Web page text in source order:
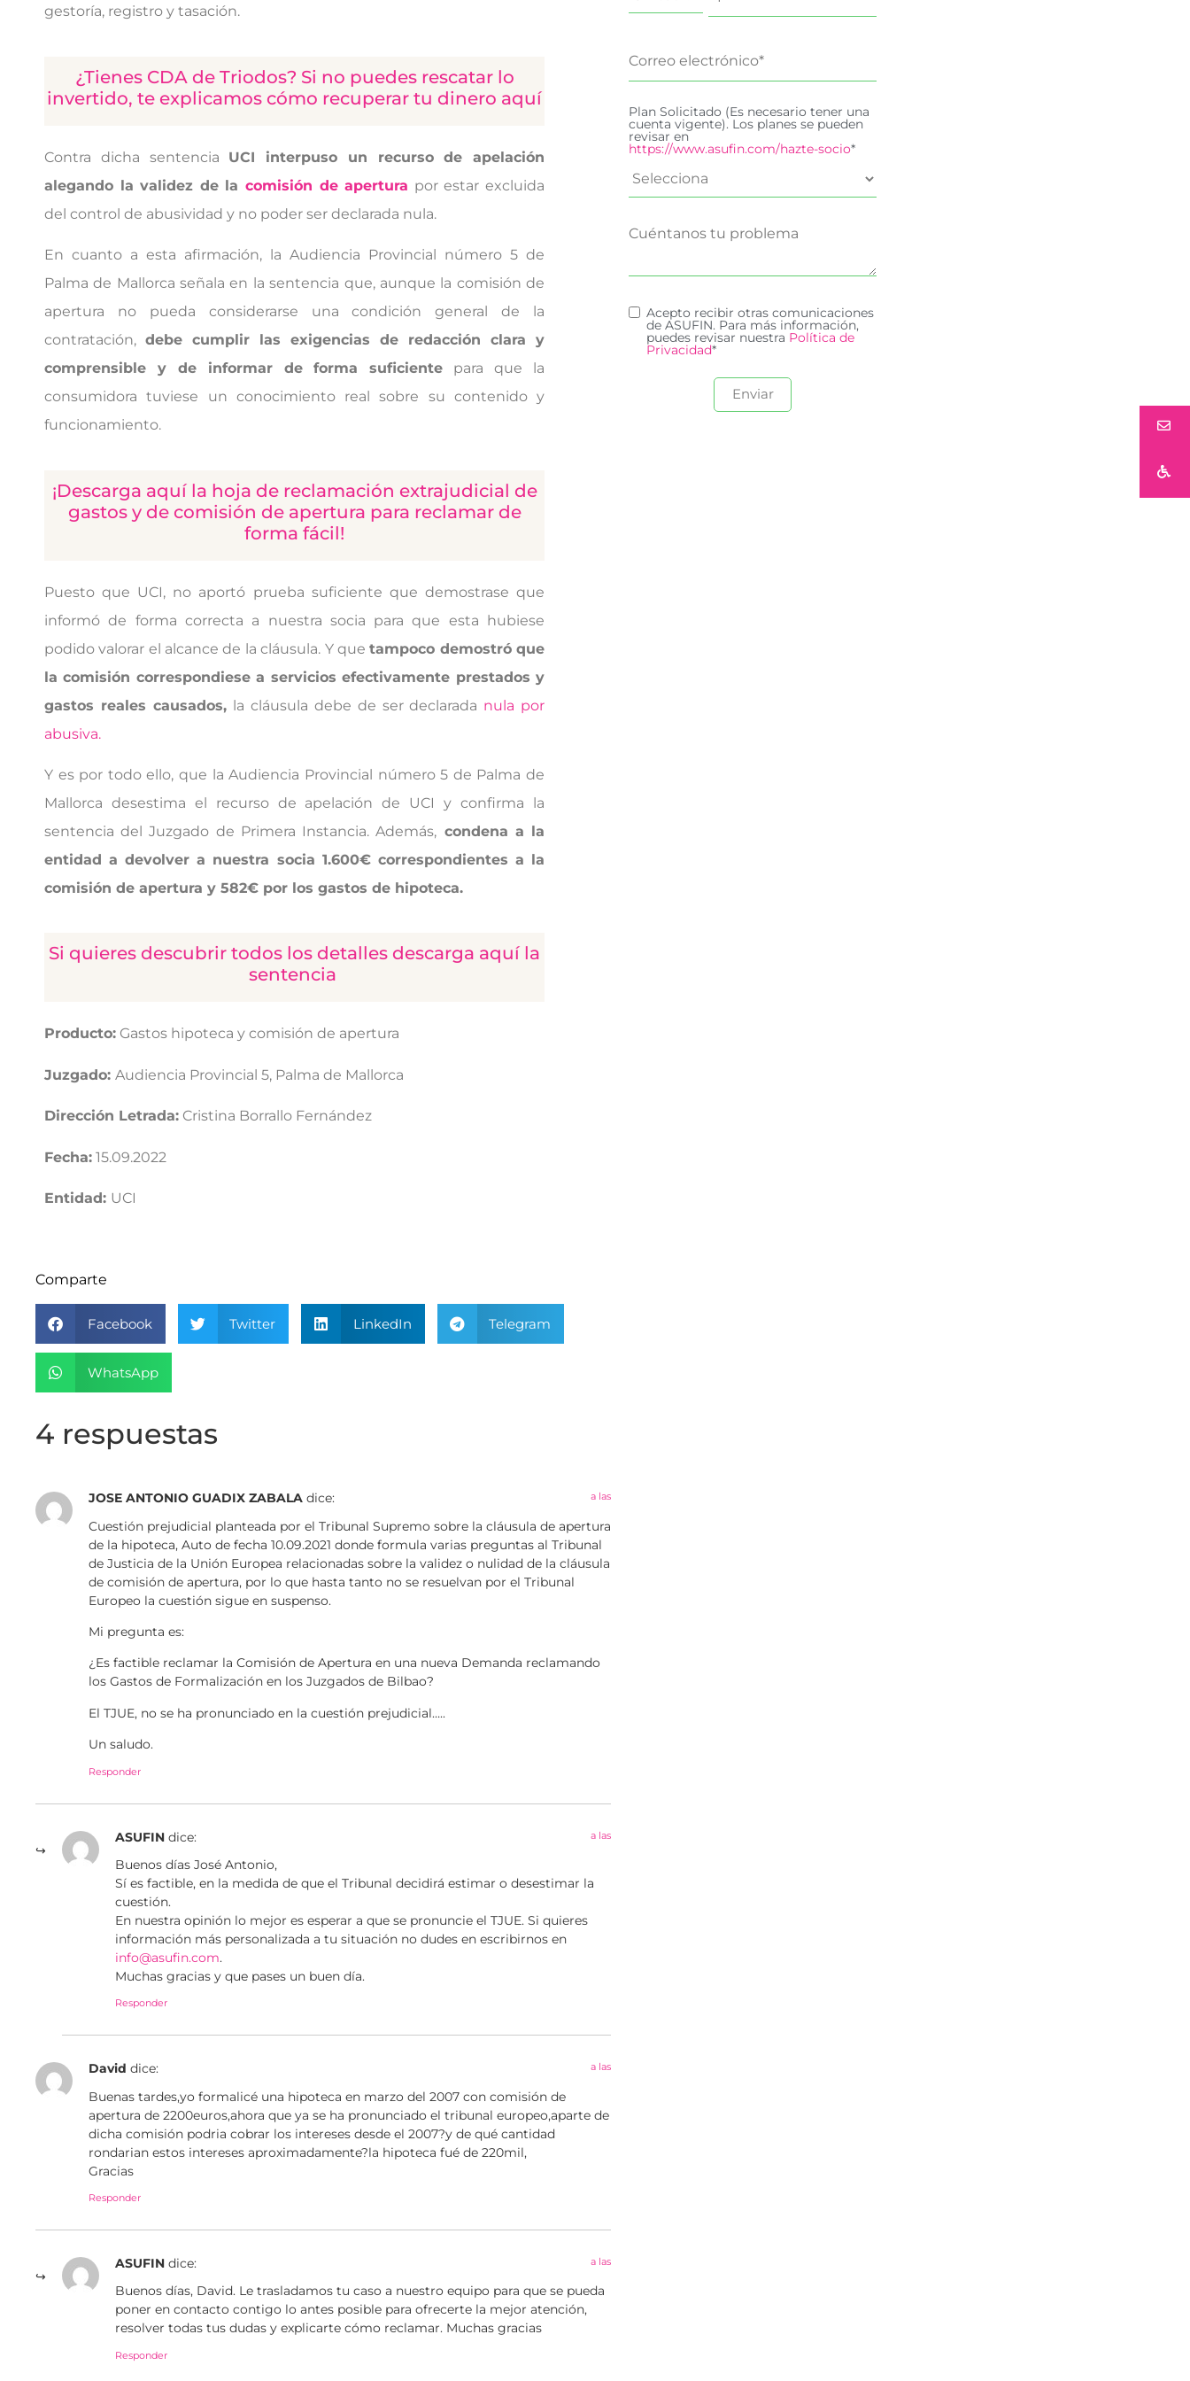
gestoría, registro y tasación.
¿Tienes CDA de Triodos? Si no puedes rescatar lo
invertido, te explicamos cómo recuperar tu dinero aquí
Contra dicha sentencia UCI interpuso un recurso de apelación
alegando la validez de la comisión de apertura por estar excluida
del control de abusividad y no poder ser declarada nula.
En cuanto a esta afirmación, la Audiencia Provincial número 5 de
Palma de Mallorca señala en la sentencia que, aunque la comisión de
apertura no pueda considerarse una condición general de la
contratación, debe cumplir las exigencias de redacción clara y
comprensible y de informar de forma suficiente para que la
consumidora tuviese un conocimiento real sobre su contenido y
funcionamiento.
¡Descarga aquí la hoja de reclamación extrajudicial de
gastos y de comisión de apertura para reclamar de
forma fácil!
Puesto que UCI, no aportó prueba suficiente que demostrase que
informó de forma correcta a nuestra socia para que esta hubiese
podido valorar el alcance de la cláusula. Y quetampoco demostró que
la comisión correspondiese a servicios efectivamente prestados y
gastos reales causados, la cláusula debe de ser declarada nula por
abusiva.
Y es por todo ello, que la Audiencia Provincial número 5 de Palma de
Mallorca desestima el recurso de apelación de UCI y confirma la
sentencia del Juzgado de Primera Instancia. Además, condena a la
entidad a devolver a nuestra socia 1.600€ correspondientes a la
comisión de apertura y 582€ por los gastos de hipoteca.
Si quieres descubrir todos los detalles descarga aquí la
sentencia
Producto: Gastos hipoteca y comisión de apertura
Juzgado: Audiencia Provincial 5, Palma de Mallorca
Dirección Letrada: Cristina Borrallo Fernández
Fecha: 15.09.2022
Entidad: UCI
Comparte
Facebook Twitter LinkedIn Telegram
WhatsApp
4 respuestas
JOSE ANTONIO GUADIX ZABALA dice: a las
Cuestión prejudicial planteada por el Tribunal Supremo sobre la cláusula de apertura
de la hipoteca, Auto de fecha 10.09.2021 donde formula varias preguntas al Tribunal
de Justicia de la Unión Europea relacionadas sobre la validez o nulidad de la cláusula
de comisión de apertura, por lo que hasta tanto no se resuelvan por el Tribunal
Europeo la cuestión sigue en suspenso.
Mi pregunta es:
¿Es factible reclamar la Comisión de Apertura en una nueva Demanda reclamando
los Gastos de Formalización en los Juzgados de Bilbao?
El TJUE, no se ha pronunciado en la cuestión prejudicial…..
Un saludo.
Responder
ASUFIN dice: a las
Buenos días José Antonio,
Sí es factible, en la medida de que el Tribunal decidirá estimar o desestimar la
cuestión.
En nuestra opinión lo mejor es esperar a que se pronuncie el TJUE. Si quieres
información más personalizada a tu situación no dudes en escribirnos en
info@asufin.com.
Muchas gracias y que pases un buen día.
Responder
David dice: a las
Buenas tardes,yo formalicé una hipoteca en marzo del 2007 con comisión de
apertura de 2200euros,ahora que ya se ha pronunciado el tribunal europeo,aparte de
dicha comisión podria cobrar los intereses desde el 2007?y de qué cantidad
rondarian estos intereses aproximadamente?la hipoteca fué de 220mil,
Gracias
Responder
ASUFIN dice: a las
Buenos días, David. Le trasladamos tu caso a nuestro equipo para que se pueda
poner en contacto contigo lo antes posible para ofrecerte la mejor atención,
resolver todas tus dudas y explicarte cómo reclamar. Muchas gracias
Responder
Plan Solicitado (Es necesario tener una
cuenta vigente). Los planes se pueden
revisar en
https://www.asufin.com/hazte-socio*
Acepto recibir otras comunicaciones
de ASUFIN. Para más información,
puedes revisar nuestra Política de
Privacidad*